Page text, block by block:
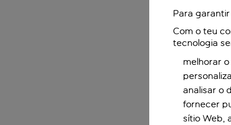
Para
Com o teu
tecnologia
melhorar
analisar o
fornecer
sítio Web,